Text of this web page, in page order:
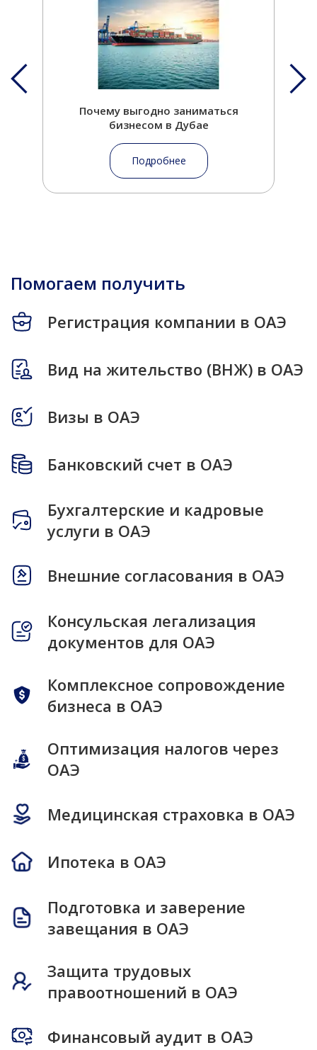
Почему выгодно заниматься
бизнесом в Дубае
Подробнее
Помогаем получить
Регистрация компании в ОАЭ
Вид на жительство (ВНЖ) в ОАЭ
Визы в ОАЭ
Банковский счет в ОАЭ
Бухгалтерские и кадровые
услуги в ОАЭ
Внешние согласования в ОАЭ
Консульская легализация
документов для ОАЭ
Комплексное сопровождение
бизнеса в ОАЭ
Оптимизация налогов через
ОАЭ
Медицинская страховка в ОАЭ
Ипотека в ОАЭ
Подготовка и заверение
завещания в ОАЭ
Защита трудовых
правоотношений в ОАЭ
Финансовый аудит в ОАЭ